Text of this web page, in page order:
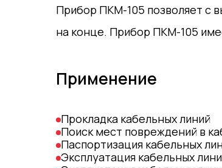
Прибор ПКМ-105 позволяет с
на конце. Прибор ПКМ-105
Применение
Прокладка кабельных линий
Поиск мест повреждений в
Паспортизация кабельных
Эксплуатация кабельных